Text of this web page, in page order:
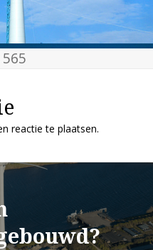
reactie te plaatsen.